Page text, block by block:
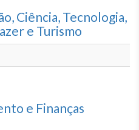
Ciência, Tecnologia,
e Turismo
e Finanças